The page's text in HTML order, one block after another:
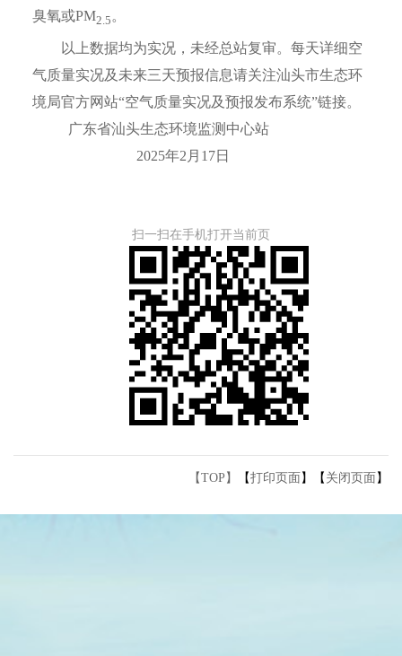
臭氧或PM2.5 。
以上数据均为实况，未经总站复审。每天详细空
气质量实况及未来三天预报信息请关注汕头市生态环
境局官方网站“空气质量实况及预报发布系统”链接。
广东省汕头生态环境监测中心站
2025年2月17日
扫一扫在手机打开当前页
【TOP】 【打印页面】【 关闭页面】